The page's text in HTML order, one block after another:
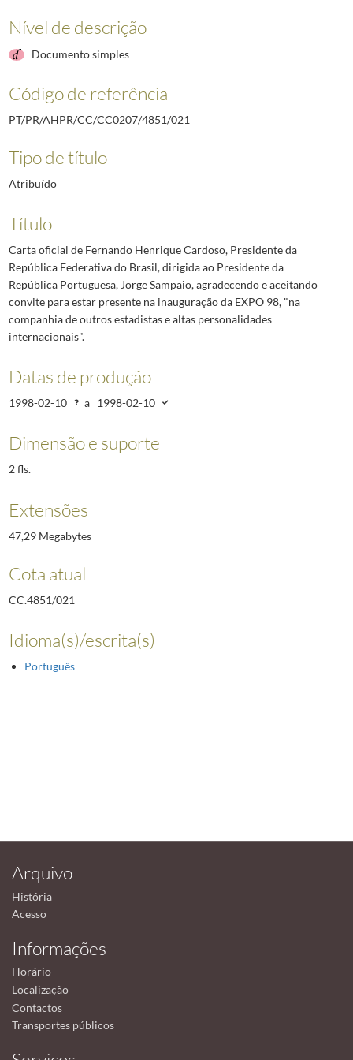
Nível de descrição
Documento simples
Código de referência
PT/PR/AHPR/CC/CC0207/4851/021
Tipo de título
Atribuído
Título
Carta oficial de Fernando Henrique Cardoso, Presidente da
República Federativa do Brasil, dirigida ao Presidente da
República Portuguesa, Jorge Sampaio, agradecendo e aceitando
convite para estar presente na inauguração da EXPO 98, "na
companhia de outros estadistas e altas personalidades
internacionais".
Datas de produção
1998-02-10 a 1998-02-10
Dimensão e suporte
2 fls.
Extensões
47,29 Megabytes
Cota atual
CC.4851/021
Idioma(s)/escrita(s)
Português
Arquivo
História
Acesso
Informações
Horário
Localização
Contactos
Transportes públicos